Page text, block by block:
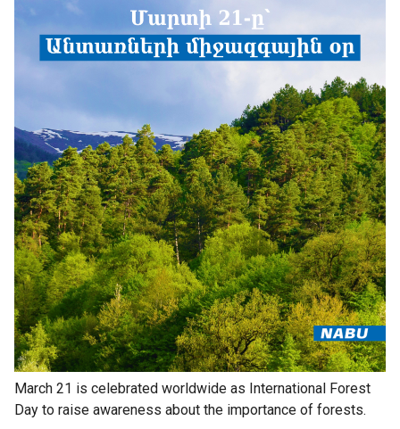
March 21 is celebrated worldwide as International Forest
Day to raise awareness about the importance of forests.